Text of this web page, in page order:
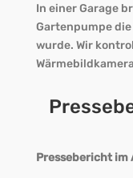
In einer Garage
Gartenpumpe
wurde. Wir
Pressebericht